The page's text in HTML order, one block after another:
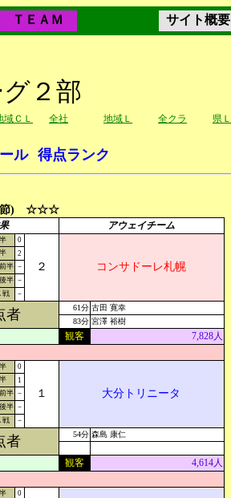
ＴＥＡＭ
サイト概要
２部
域ＣＬ 全社 地域Ｌ 全クラ 県Ｌ
ル 得点ランク
節) ☆☆☆
アウェイチーム
0
２ コンサドーレ札幌
2
半 －
半 －
戦 －
者 61分 古田 寛幸
83分 宮澤 裕樹
観客
7,828人
0
１ 大分トリニータ
1
半 －
半 －
戦 －
者 54分 森島 康仁
観客
4,614人
0